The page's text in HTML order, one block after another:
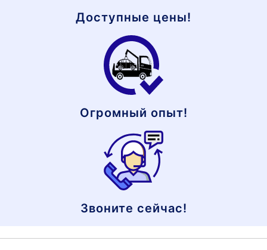
Доступные цены!
Огромный опыт!
Звоните сейчас!